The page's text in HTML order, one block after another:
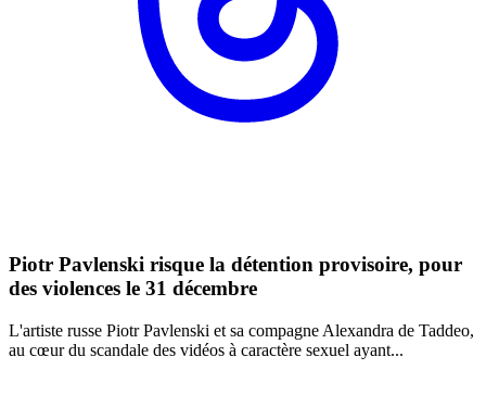
Piotr Pavlenski risque la détention provisoire, pour
des violences le 31 décembre
L'artiste russe Piotr Pavlenski et sa compagne Alexandra de Taddeo,
au cœur du scandale des vidéos à caractère sexuel ayant...